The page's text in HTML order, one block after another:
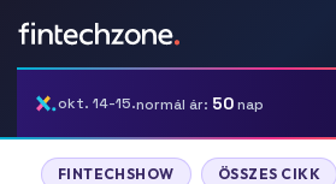
okt. 14-15.normál ár: 50nap
FINTECHSHOW ÖSSZES CIKK